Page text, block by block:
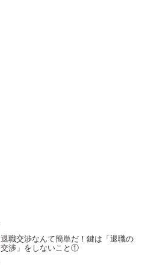
退職交渉なんて簡単だ！鍵は「退職の
交渉」をしないこと①